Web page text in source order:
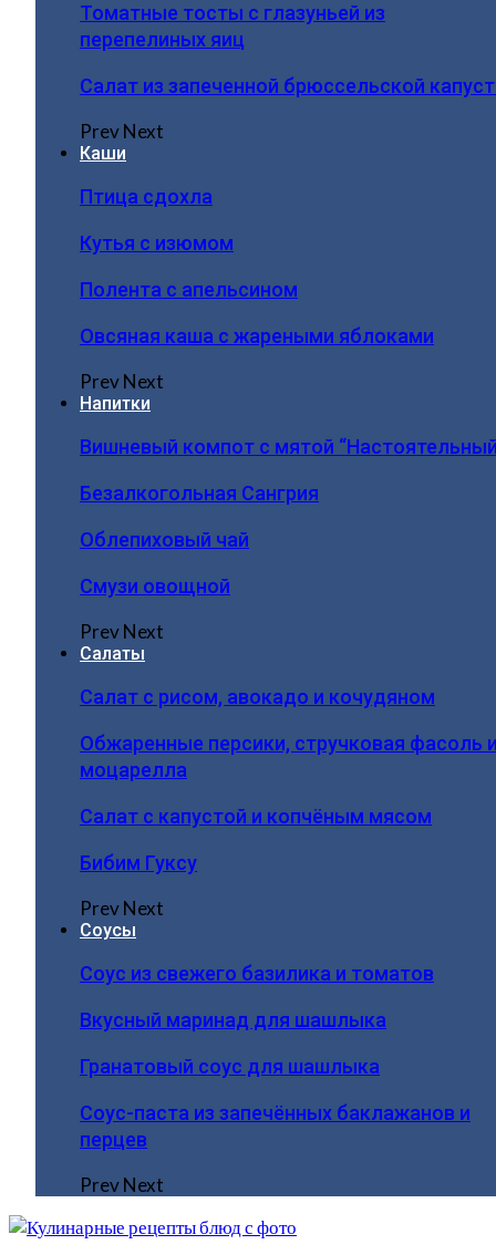
Томатные тосты с глазуньей из
перепелиных яиц
Салат из запеченной брюссельской
PrevNext
Каши
Птица сдохла
Кутья с изюмом
Полента с апельсином
Овсяная каша с жареными яблоками
PrevNext
Напитки
Вишневый компот с мятой
Безалкогольная Сангрия
Облепиховый чай
Смузи овощной
PrevNext
Салаты
Салат с рисом, авокадо и кочудяном
Обжаренные персики, стручковая фасоль
моцарелла
Салат с капустой и копчёным мясом
Бибим Гуксу
PrevNext
Соусы
Соус из свежего базилика и томатов
Вкусный маринад для шашлыка
Гранатовый соус для шашлыка
Соус-паста из запечённых баклажанов и
перцев
PrevNext